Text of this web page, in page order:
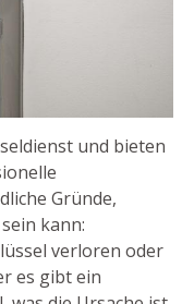
und bieten
Gründe,
kann:
verloren oder
es gibt ein